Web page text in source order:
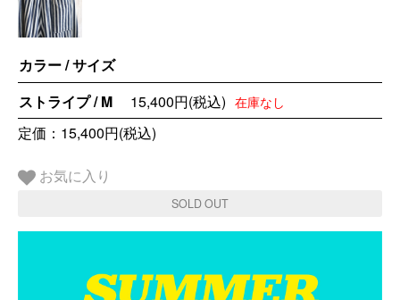
カラー / サイズ
ストライプ / M
15,400円(税込) 在庫なし
定価：15,400円(税込)
お気に入り
SOLD OUT